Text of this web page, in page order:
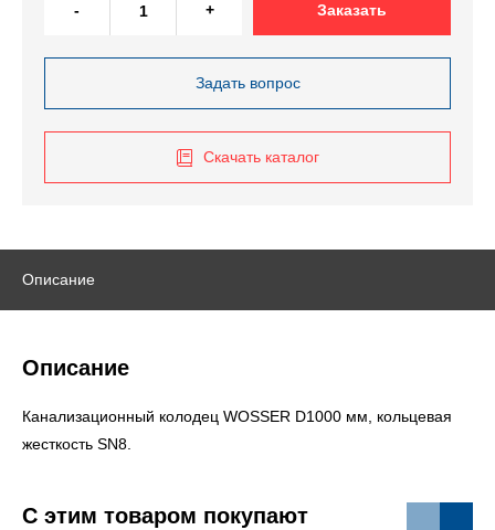
- + Заказать
Задать вопрос
Скачать каталог
Описание
Описание
Канализационный колодец WOSSER D1000 мм, кольцевая
жесткость SN8.
С этим товаром покупают